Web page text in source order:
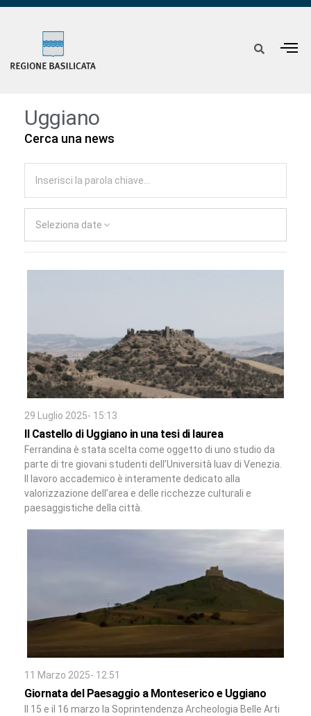
Uggiano
Cerca una news
Seleziona date
29 Luglio 2025- 15:13
Il Castello di Uggiano in una tesi di laurea
Ferrandina è stata scelta come oggetto di uno studio da
parte di tre giovani studenti dell’Università Iuav di Venezia.
Il lavoro accademico è interamente dedicato alla
valorizzazione dell’area e delle ricchezze culturali e
paesaggistiche della città.
11 Marzo 2025- 12:51
Giornata del Paesaggio a Monteserico e Uggiano
Il 15 e il 16 marzo la Soprintendenza Archeologia Belle Arti